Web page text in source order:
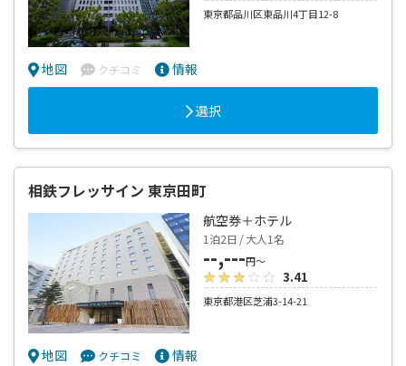
東京都品川区東品川4丁目12-8
地図 クチコミ 情報
選択
相鉄フレッサイン 東京田町
航空券＋ホテル
1泊2日 / 大人1名
--,---円～
3.41
東京都港区芝浦3-14-21
地図 クチコミ 情報